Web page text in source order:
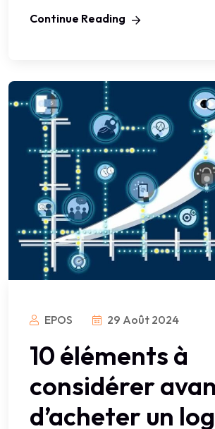
Continue Reading
EPOS 29 Août 2024
10 éléments à
considérer
d’acheter un